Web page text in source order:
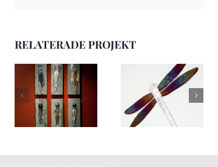
RELATERADE PROJEKT
Offentlig konst 16 Offentlig konst 15